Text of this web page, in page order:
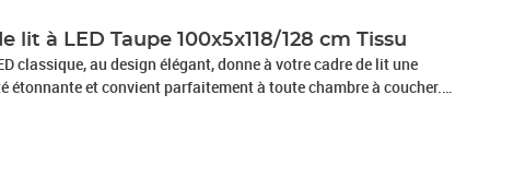
lit à LED Taupe 100x5x118/128 cm Tissu
classique, au design élégant, donne à votre cadre de lit une
étonnante et convient parfaitement à toute chambre à coucher.
présente un aspect simple et épuré, et il est respirant et
: la tête de lit est réglable en hauteur selon vos